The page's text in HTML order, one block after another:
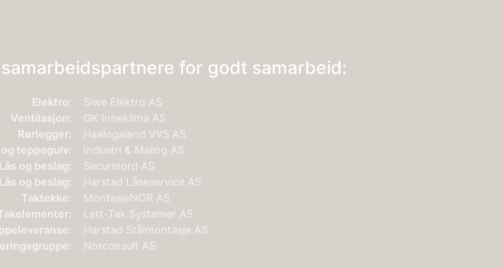
for godt samarbeid:
Elektro:
Siwe Elektro AS
Ventilasjon:
GK Inneklima AS
Rørlegger:
Haalogaland VVS AS
teppegulv:
Industri & Maling AS
Lås og beslag:
Securinord AS
Lås og beslag:
Harstad Låseservice AS
Taktekke:
MontasjeNOR AS
Lett-Tak Systemer AS
Harstad Stålmontasje AS
Norconsult AS